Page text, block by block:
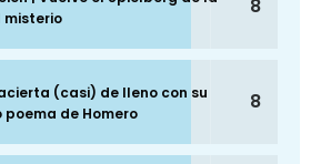
misterio
8
(casi) de lleno con su
de Homero
8